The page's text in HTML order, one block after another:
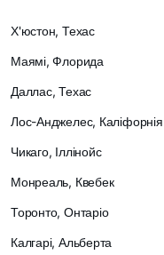
Х'юстон, Техас
Маямі, Флорида
Даллас, Техас
Лос-Анджелес, Каліфорнія
Чикаго, Іллінойс
Монреаль, Квебек
Торонто, Онтаріо
Калгарі, Альберта